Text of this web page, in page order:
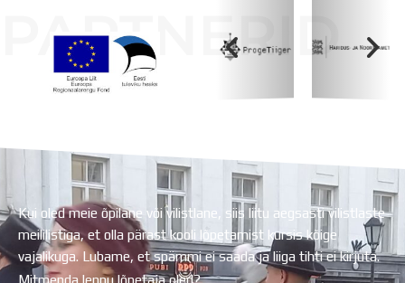
PARTNERID
Kui oled meie õpilane või vilistlane, siis liitu aegsasti vilistlaste
meililistiga, et olla pärast kooli lõpetamist kursis kõige
vajalikuga. Lubame, et spämmi ei saada ja liiga tihti ei kirjuta.
Mitmenda lennu lõpetaja oled?